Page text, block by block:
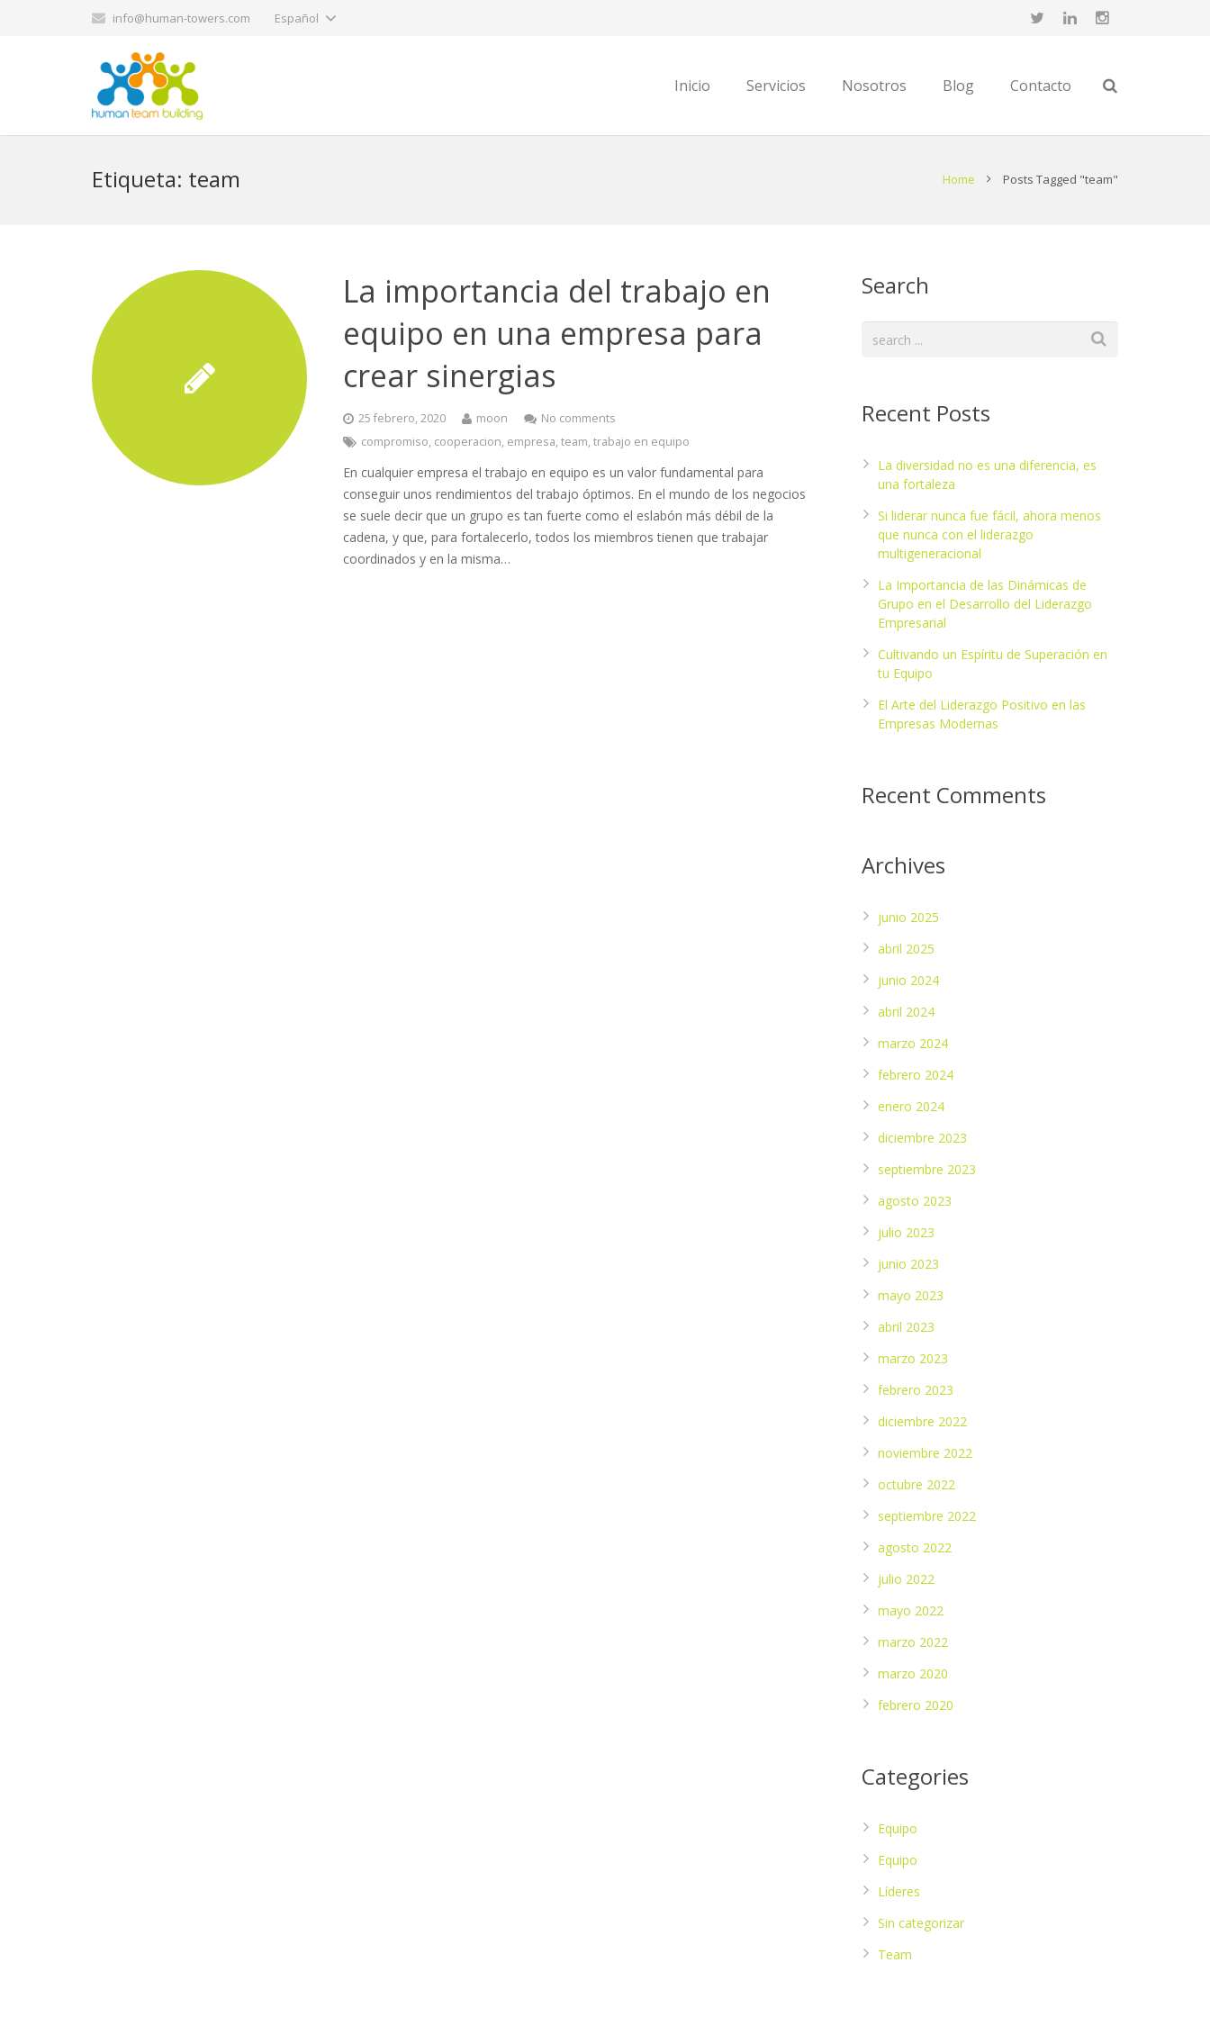
info@human-towers.com Español
Inicio Servicios Nosotros Blog Contacto
Etiqueta: team Home Posts Tagged "team"
La importancia del trabajo en
equipo en una empresa para
crear sinergias
25 febrero, 2020 moon
No comments
compromiso, cooperacion, empresa,team,trabajo en equipo
En cualquier empresa el trabajo en equipo es un valor fundamental para
conseguir unos rendimientos del trabajo óptimos. En el mundo de los negocios
se suele decir que un grupo es tan fuerte como el eslabón más débil de la
cadena, y que, para fortalecerlo, todos los miembros tienen que trabajar
coordinados y en la misma…
Search
Recent Posts
La diversidad no es una diferencia, es
una fortaleza
Si liderar nunca fue fácil, ahora menos
que nunca con el liderazgo
multigeneracional
La Importancia de las Dinámicas de
Grupo en el Desarrollo del Liderazgo
Empresarial
Cultivando un Espíritu de Superación en
tu Equipo
El Arte del Liderazgo Positivo en las
Empresas Modernas
Recent Comments
Archives
junio 2025
abril 2025
junio 2024
abril 2024
marzo 2024
febrero 2024
enero 2024
diciembre 2023
septiembre 2023
agosto 2023
julio 2023
junio 2023
mayo 2023
abril 2023
marzo 2023
febrero 2023
diciembre 2022
noviembre 2022
octubre 2022
septiembre 2022
agosto 2022
julio 2022
mayo 2022
marzo 2022
marzo 2020
febrero 2020
Categories
Equipo
Equipo
Líderes
Sin categorizar
Team